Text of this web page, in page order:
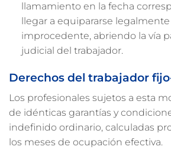
llamamiento en la fecha
llegar a equipararse
improcedente, abriendo la vía
judicial del trabajador.
Derechos del trabajador
Los profesionales sujetos a esta
de idénticas garantías y
indefinido ordinario, calculadas
los meses de ocupación efectiva.